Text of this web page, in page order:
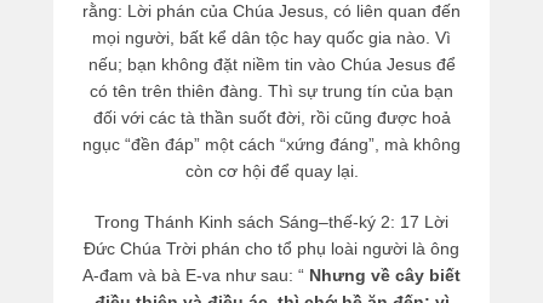
rằng: Lời phán của Chúa Jesus, có liên quan đến
mọi người, bất kể dân tộc hay quốc gia nào. Vì
nếu; bạn không đặt niềm tin vào Chúa Jesus để
có tên trên thiên đàng. Thì sự trung tín của bạn
đối với các tà thần suốt đời, rồi cũng được hoả
ngục “đền đáp” một cách “xứng đáng”, mà không
còn cơ hội để quay lại.
Trong Thánh Kinh sách Sáng–thế-ký 2: 17 Lời
Đức Chúa Trời phán cho tổ phụ loài người là ông
A-đam và bà E-va như sau: “ Nhưng về cây biết